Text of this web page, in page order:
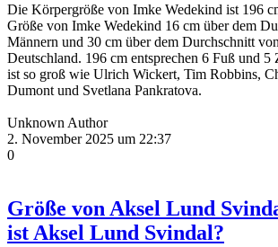
Die Körpergröße von Imke Wedekind ist 196
Größe von Imke Wedekind 16 cm über dem
Männern und 30 cm über dem Durchschnitt
Deutschland. 196 cm entsprechen 6 Fuß und
ist so groß wie Ulrich Wickert, Tim Robbins,
Dumont und Svetlana Pankratova.
Unknown Author
2. November 2025 um 22:37
0
Größe von Aksel Lund
ist Aksel Lund Svindal?